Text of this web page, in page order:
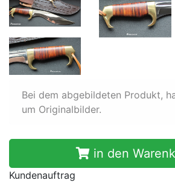
Bei dem abgebildeten Produkt,
um Originalbilder.
in den
Kundenauftrag